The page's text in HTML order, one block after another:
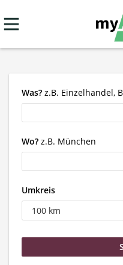
Was? z.B. Einzelhandel,
Wo? z.B. München
Umkreis